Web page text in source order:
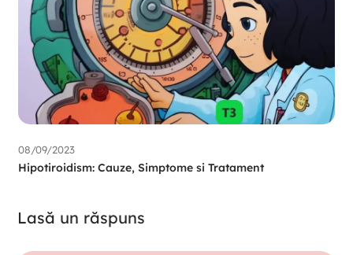
08/09/2023
Hipotiroidism: Cauze, Simptome si Tratament
Lasă un răspuns